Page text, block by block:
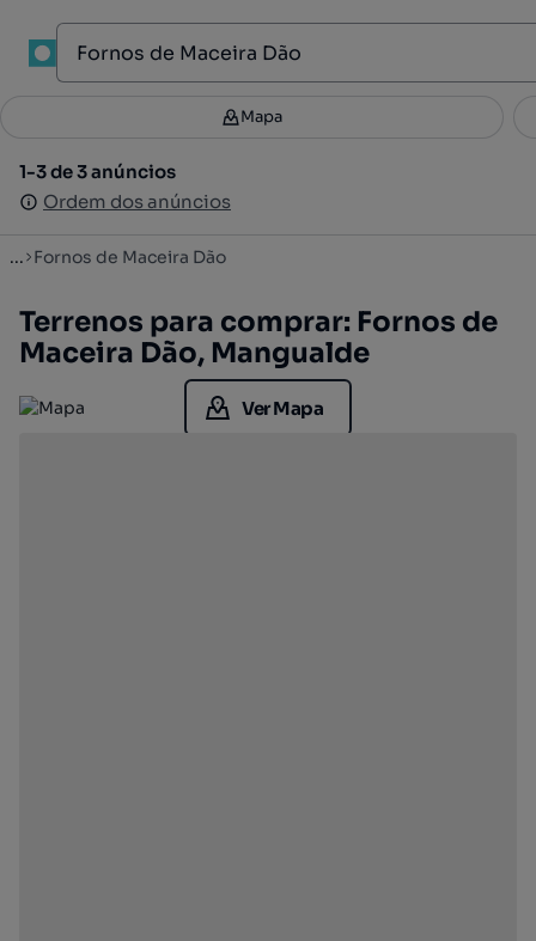
Filtros 2
1-3 de 3 anúncios
Ordem dos anúncios
Mapa
1-3 de 3 anúncios
Ordem dos anúncios
... Fornos de Maceira Dão
Terrenos para comprar: Fornos de
Maceira Dão, Mangualde
Ver Mapa